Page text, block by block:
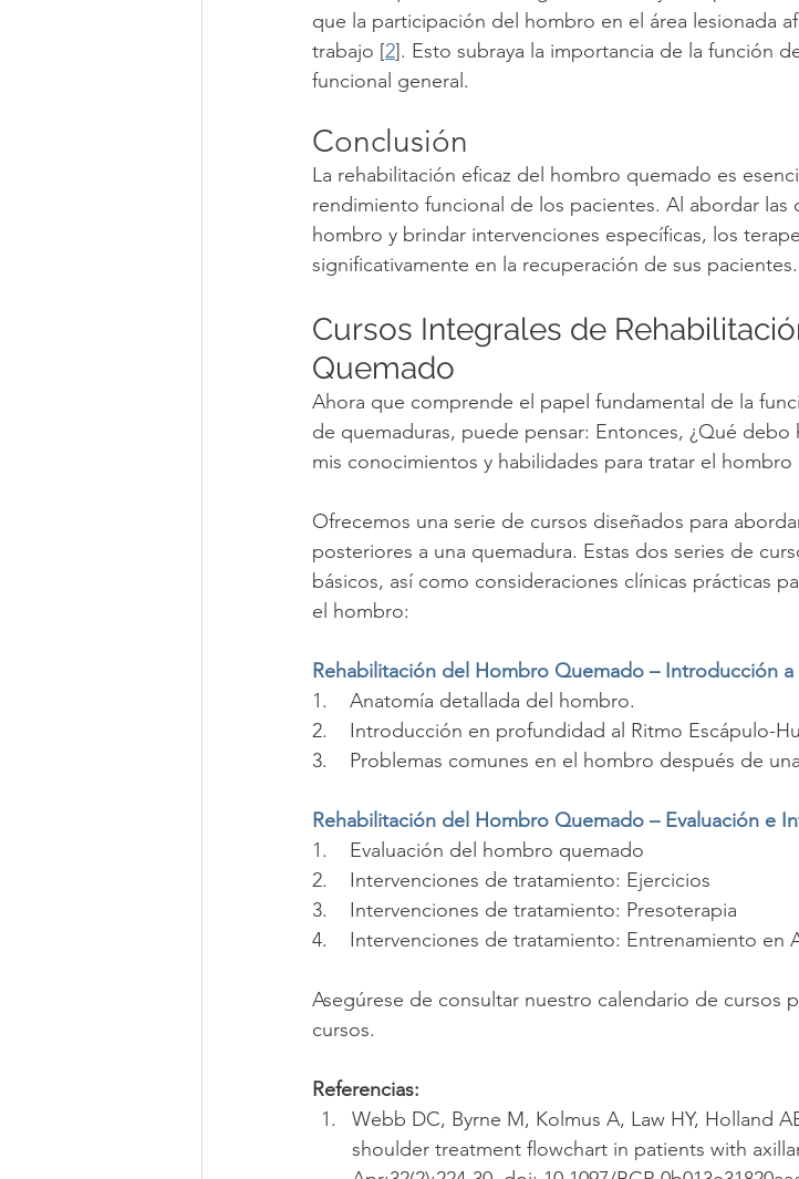
que la participación del hombro en el área lesionada
trabajo [2]. Esto subraya la importancia de la función
funcional general.
Conclusión
La rehabilitación eficaz del hombro quemado es
rendimiento funcional de los pacientes. Al abordar las
hombro y brindar intervenciones específicas, los
significativamente en la recuperación de sus pacientes.
Cursos Integrales de
Quemado
Ahora que comprende el papel fundamental de la
de quemaduras, puede pensar: Entonces, ¿Qué
mis conocimientos y habilidades para tratar el hombro
Ofrecemos una serie de cursos diseñados para
posteriores a una quemadura. Estas dos series de
básicos, así como consideraciones clínicas prácticas
el hombro:
Rehabilitación del Hombro Quemado – Introducción
1.    Anatomía detallada del hombro.
2.    Introducción en profundidad al Ritmo Escápulo-
3.    Problemas comunes en el hombro después de
Rehabilitación del Hombro Quemado – Evaluación e
1.    Evaluación del hombro quemado
2.    Intervenciones de tratamiento: Ejercicios
3.    Intervenciones de tratamiento: Presoterapia
4.    Intervenciones de tratamiento: Entrenamiento en
Asegúrese de consultar nuestro calendario de cursos
cursos.
Referencias:
Webb DC, Byrne M, Kolmus A, Law HY, Holland
shoulder treatment flowchart in patients with